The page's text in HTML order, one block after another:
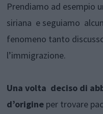
Prendiamo ad esempio
siriana e seguiamo
fenomeno tanto
l’immigrazione.
Una volta deciso di
d’origine per trovare